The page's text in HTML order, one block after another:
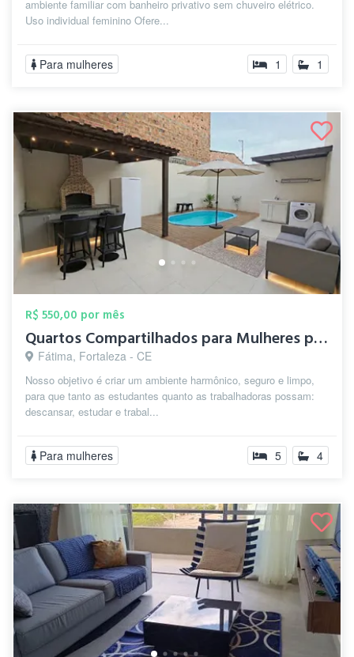
ambiente familiar com banheiro privativo sem chuveiro elétrico.
Uso individual feminino Ofere...
Para mulheres 1 1
R$ 550,00 por mês
Quartos Compartilhados para Mulheres prx...
Fátima, Fortaleza - CE
Nosso objetivo é criar um ambiente harmônico, seguro e limpo,
para que tanto as estudantes quanto as trabalhadoras possam:
descansar, estudar e trabal...
Para mulheres 5 4